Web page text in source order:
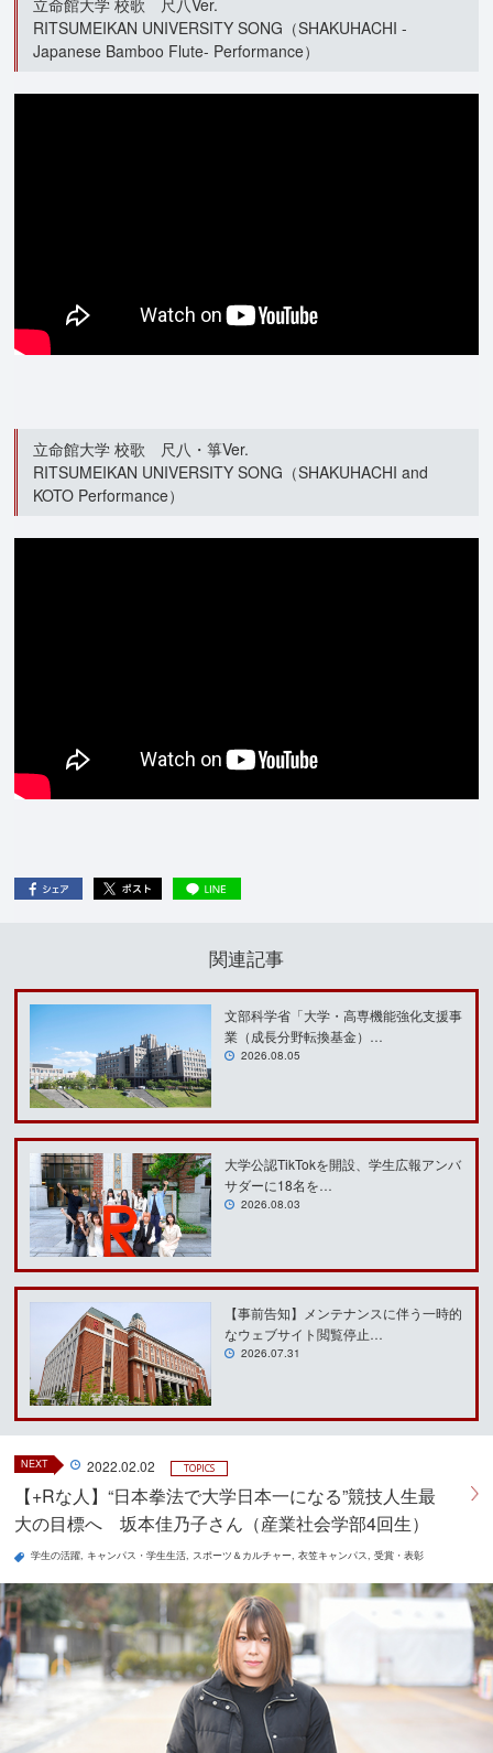
RITSUMEIKAN UNIVERSITY SONG（SHAKUHACHI -
Japanese Bamboo Flute- Performance）
立命館大学 校歌 尺八・箏Ver.
RITSUMEIKAN UNIVERSITY SONG（SHAKUHACHI and
KOTO Performance）
関連記事
文部科学省「大学・高専機能強化支援事
業（成長分野転換基金）…
2026.08.05
大学公認TikTokを開設、学生広報アンバ
サダーに18名を…
2026.08.03
【事前告知】メンテナンスに伴う一時的
なウェブサイト閲覧停止…
2026.07.31
NEXT 2022.02.02 TOPICS
【+Rな人】“日本拳法で大学日本一になる”競技人生最
大の目標へ 坂本佳乃子さん（産業社会学部4回生）
学生の活躍 キャンパス・学生生活 スポーツ＆カルチャー 衣笠キャンパス 受賞・表彰